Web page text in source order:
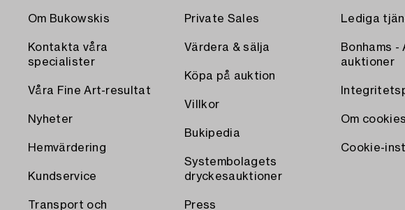
Om Bukowskis
Kontakta våra
specialister
Våra Fine Art-resultat
Nyheter
Hemvärdering
Kundservice
Transport och
Private Sales
Värdera & sälja
Köpa på auktion
Villkor
Bukipedia
Systembolagets
dryckesauktioner
Press
Lediga
Bonhams -
auktioner
Om cookies
Cookie-